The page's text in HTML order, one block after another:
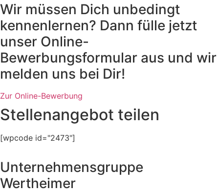
Wir müssen Dich unbedingt
kennenlernen? Dann fülle jetzt
unser Online-
Bewerbungsformular aus und wir
melden uns bei Dir!
Zur Online-Bewerbung
Stellenangebot teilen
[wpcode id="2473"]
Unternehmensgruppe
Wertheimer